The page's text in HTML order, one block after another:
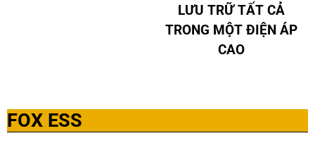
LƯU TRỮ TẤT CẢ
TRONG MỘT ĐIỆN ÁP
CAO
FOX ESS